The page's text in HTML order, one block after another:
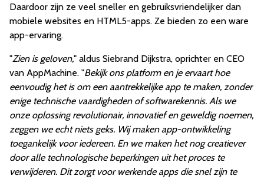
Daardoor zijn ze veel sneller en gebruiksvriendelijker dan
mobiele websites en HTML5-apps. Ze bieden zo een ware
app-ervaring.
"Zien is geloven," aldus Siebrand Dijkstra, oprichter en CEO
van AppMachine. "Bekijk ons platform en je ervaart hoe
eenvoudig het is om een aantrekkelijke app te maken, zonder
enige technische vaardigheden of softwarekennis. Als we
onze oplossing revolutionair, innovatief en geweldig noemen,
zeggen we echt niets geks. Wij maken app-ontwikkeling
toegankelijk voor iedereen. En we maken het nog creatiever
door alle technologische beperkingen uit het proces te
verwijderen. Dit zorgt voor werkende apps die snel zijn te